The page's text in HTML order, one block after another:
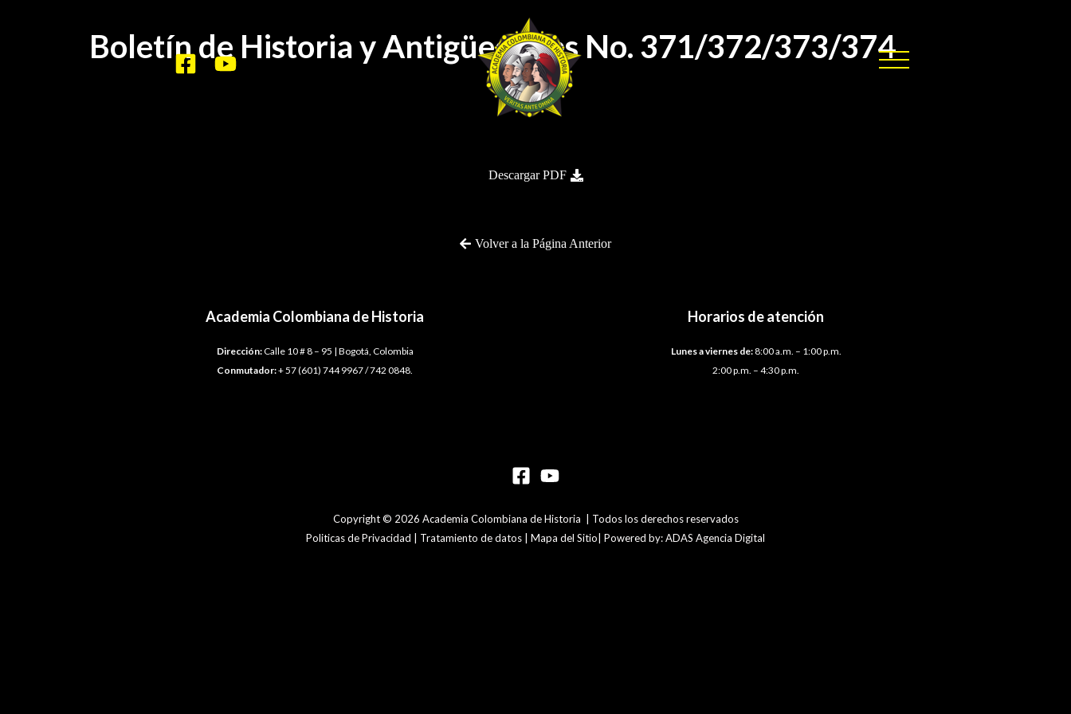
Boletín de Historia y Antigüedades No. 371/372/373/374
Descargar PDF
Volver a la Página Anterior
Academia Colombiana de Historia
Dirección:Calle 10 # 8 – 95 | Bogotá, Colombia
Conmutador:+ 57 (601) 744 9967 / 742 0848.
Horarios de atención
Lunes a viernes de:8:00 a.m. – 1:00 p.m.
2:00 p.m. – 4:30 p.m.
Copyright © 2026 Academia Colombiana de Historia | Todos los derechos reservados
Politicas de Privacidad | Tratamiento de datos | Mapa del Sitio| Powered by: ADAS Agencia Digital